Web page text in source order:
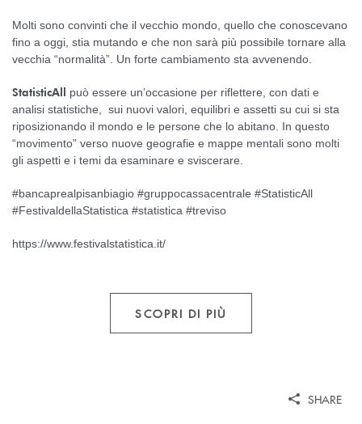
Molti sono convinti che il vecchio mondo, quello che conoscevano
fino a oggi, stia mutando e che non sarà più possibile tornare alla
vecchia “normalità”. Un forte cambiamento sta avvenendo.
StatisticAll può essere un’occasione per riflettere, con dati e
analisi statistiche, sui nuovi valori, equilibri e assetti su cui si sta
riposizionando il mondo e le persone che lo abitano. In questo
“movimento” verso nuove geografie e mappe mentali sono molti
gli aspetti e i temi da esaminare e sviscerare.
#bancaprealpisanbiagio #gruppocassacentrale #StatisticAll
#FestivaldellaStatistica #statistica #treviso
https://www.festivalstatistica.it/
SCOPRI DI PIÙ
SHARE